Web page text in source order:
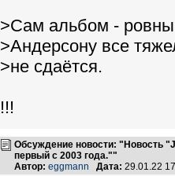
>Сам альбом -
>Андерсону все
>не сдаётся.
!!!
Обсуждение новости: "Новость
первый с 2003 года.""
Автор: eggmann Дата: 29.01.22